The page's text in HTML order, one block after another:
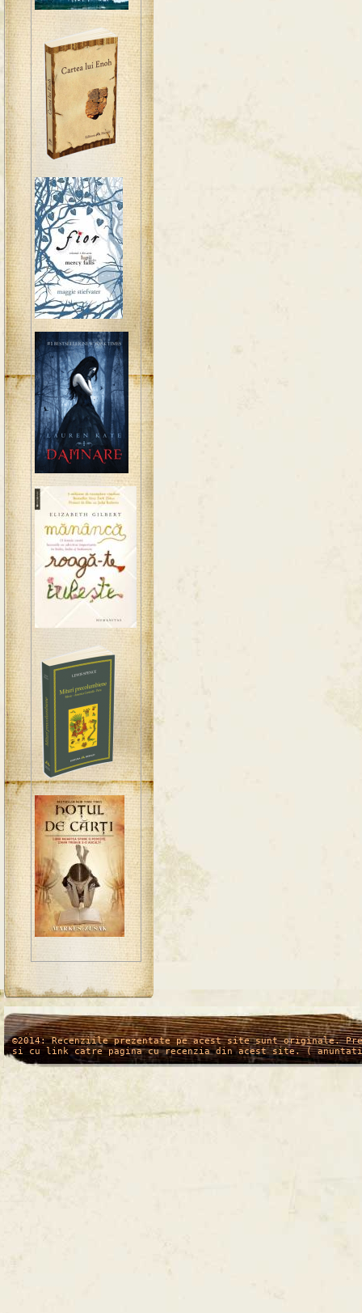
/* */
©2014: Recenziile prezentate pe acest site sunt originale.
si cu link catre pagina cu recenzia din acest site. (